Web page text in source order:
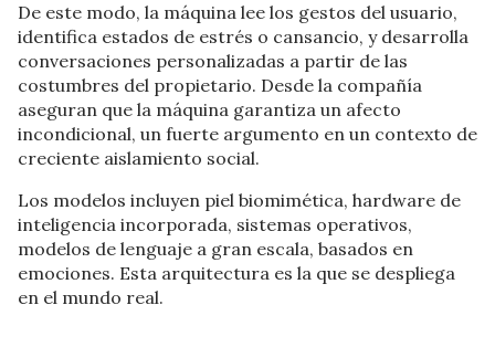
De este modo, la máquina lee los gestos del usuario,
identifica estados de estrés o cansancio, y desarrolla
conversaciones personalizadas a partir de las
costumbres del propietario. Desde la compañía
aseguran que la máquina garantiza un afecto
incondicional, un fuerte argumento en un contexto de
creciente aislamiento social.
Los modelos incluyen piel biomimética, hardware de
inteligencia incorporada, sistemas operativos,
modelos de lenguaje a gran escala, basados en
emociones. Esta arquitectura es la que se despliega
en el mundo real.